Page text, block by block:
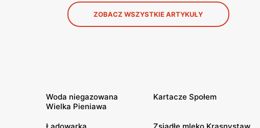
ZOBACZ WSZYSTKIE ARTYKUŁY
Woda niegazowana
Wielka Pieniawa
Kartacze Społem